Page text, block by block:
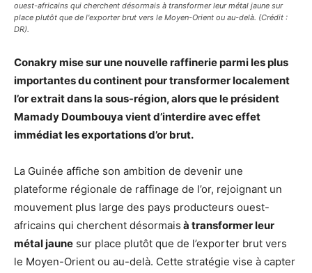
ouest-africains qui cherchent désormais à transformer leur métal jaune sur
place plutôt que de l'exporter brut vers le Moyen-Orient ou au-delà. (Crédit :
DR).
Conakry mise sur une nouvelle raffinerie parmi les plus
importantes du continent pour transformer localement
l’or extrait dans la sous-région, alors que le président
Mamady Doumbouya vient d’interdire avec effet
immédiat les exportations d’or brut.
La Guinée affiche son ambition de devenir une
plateforme régionale de raffinage de l’or, rejoignant un
mouvement plus large des pays producteurs ouest-
africains qui cherchent désormais à transformer leur
métal jaune sur place plutôt que de l’exporter brut vers
le Moyen-Orient ou au-delà. Cette stratégie vise à capter